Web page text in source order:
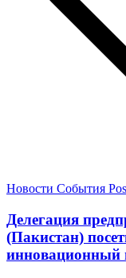
Новости События
Делегация
(Пакистан)
инновационный